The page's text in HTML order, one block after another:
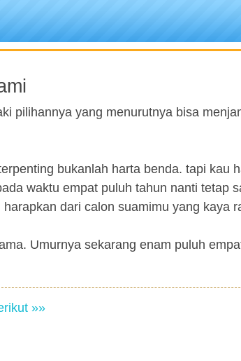
pilihannya yang menurutnya bisa
bukanlah harta benda. tapi kau
waktu empat puluh tahun nanti tetap
dari calon suamimu yang kaya
Umurnya sekarang enam puluh
»»